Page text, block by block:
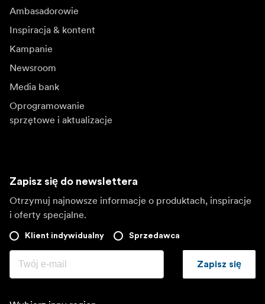
Ambasadorowie
Inspiracja & kontent
Kampanie
Newsroom
Media bank
Oprogramowanie
sprzętowe i aktualizacje
Zapisz się do newslettera
Otrzymuj najnowsze informacje o produktach, inspiracje
i oferty specjalne.
Klient indywidualny Sprzedawca
Zapisz się